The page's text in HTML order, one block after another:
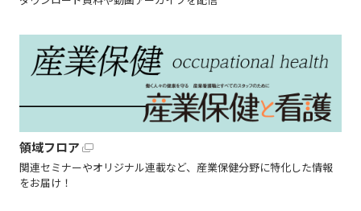
領域フロア
関連セミナーやオリジナル連載など、産業保健分野に特化した情報
をお届け！